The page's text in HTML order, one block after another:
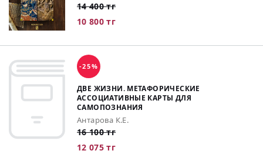
14 400 тг
10 800 тг
-25%
ДВЕ ЖИЗНИ. МЕТАФОРИЧЕСКИЕ
АССОЦИАТИВНЫЕ КАРТЫ ДЛЯ
САМОПОЗНАНИЯ
Антарова К.Е.
16 100 тг
12 075 тг